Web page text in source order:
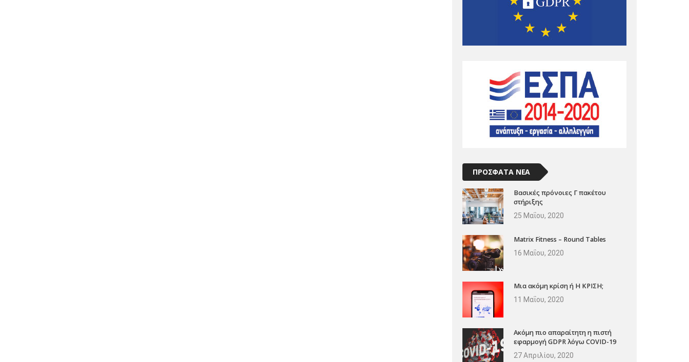
ΠΡΟΣΦΑΤΑ ΝΕΑ
Βασικές πρόνοιες Γ πακέτου
στήριξης
25 Μαΐου, 2020
Matrix Fitness – Round Tables
16 Μαΐου, 2020
Μια ακόμη κρίση ή Η ΚΡΙΣΗ;
11 Μαΐου, 2020
Ακόμη πιο απαραίτητη η πιστή
εφαρμογή GDPR λόγω COVID-19
27 Απριλίου, 2020